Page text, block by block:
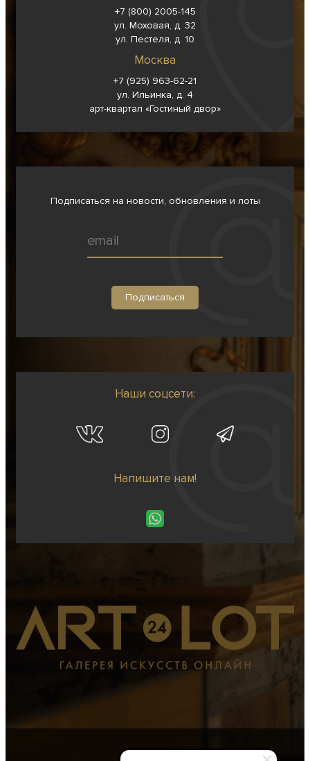
+7 (800) 2005-145
ул. Моховая, д. 32
ул. Пестеля, д. 10
Москва
+7 (925) 963-62-21
ул. Ильинка, д. 4
арт-квартал «Гостиный двор»
Подписаться на новости, обновления и лоты
Наши соцсети:
Напишите нам!